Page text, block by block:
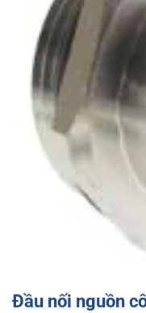
Đầu nối nguồn